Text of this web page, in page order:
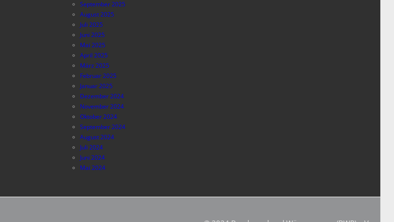
September 2025
August 2025
Juli 2025
Juni 2025
Mai 2025
April 2025
März 2025
Februar 2025
Januar 2025
Dezember 2024
November 2024
Oktober 2024
September 2024
August 2024
Juli 2024
Juni 2024
Mai 2024